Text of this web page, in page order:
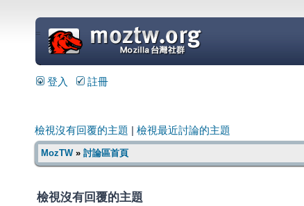
=
登入 註冊
檢視沒有回覆的主題 檢視最近討論的主題
MozTW» 討論區首頁
檢視沒有回覆的主題